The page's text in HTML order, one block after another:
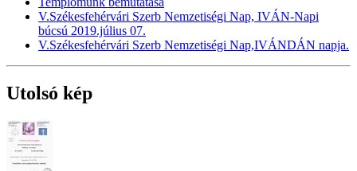
V.Székesfehérvári Szerb Nemzetiségi Nap, IVÁN-Napi
búcsú 2019.július 07.
V.Székesfehérvári Szerb Nemzetiségi Nap,IVÁNDÁN napja.
Utolsó kép